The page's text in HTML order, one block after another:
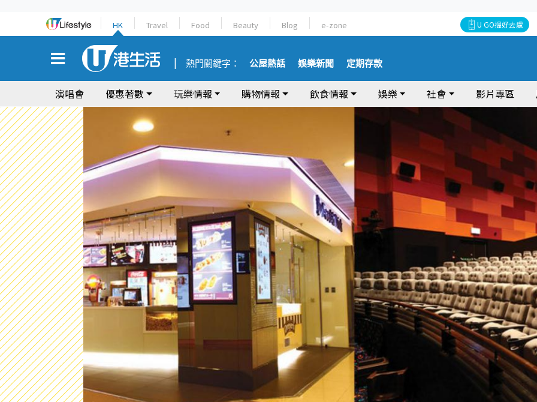
HK Travel Food Beauty Blog e-zone U GO搵好去處
熱門關鍵字： 公屋熱話 娛樂新聞 定期存款
演唱會 優惠著數 玩樂情報 購物情報 飲食情報 娛樂 社會 影片專區